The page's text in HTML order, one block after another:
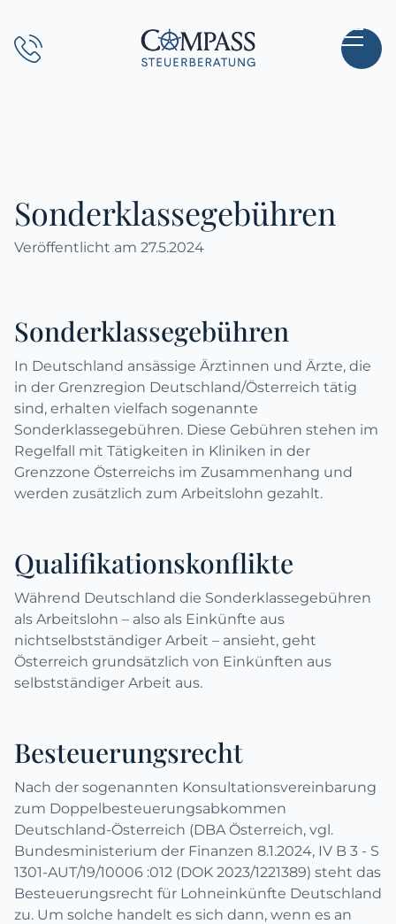
zum
Hauptinhalt
Sonderklassegebühren
Veröffentlicht am 27.5.2024
Sonderklassegebühren
In Deutschland ansässige Ärztinnen und Ärzte, die
in der Grenzregion Deutschland/Österreich tätig
sind, erhalten vielfach sogenannte
Sonderklassegebühren. Diese Gebühren stehen im
Regelfall mit Tätigkeiten in Kliniken in der
Grenzzone Österreichs im Zusammenhang und
werden zusätzlich zum Arbeitslohn gezahlt.
Qualifikationskonflikte
Während Deutschland die Sonderklassegebühren
als Arbeitslohn – also als Einkünfte aus
nichtselbstständiger Arbeit – ansieht, geht
Österreich grundsätzlich von Einkünften aus
selbstständiger Arbeit aus.
Besteuerungsrecht
Nach der sogenannten Konsultationsvereinbarung
zum Doppelbesteuerungsabkommen
Deutschland-Österreich (DBA Österreich, vgl.
Bundesministerium der Finanzen 8.1.2024, IV B 3 - S
1301-AUT/19/10006 :012 (DOK 2023/1221389) steht das
Besteuerungsrecht für Lohneinkünfte Deutschland
zu. Um solche handelt es sich dann, wenn es an